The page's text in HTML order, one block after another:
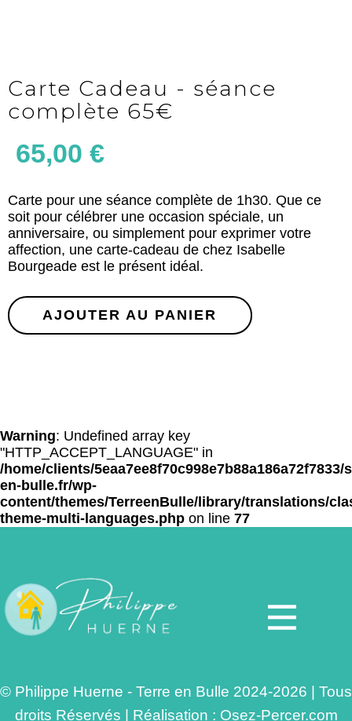
Carte Cadeau - séance
complète 65€
65,00 €
Carte pour une séance complète de 1h30. Que ce
soit pour célébrer une occasion spéciale, un
anniversaire, ou simplement pour exprimer votre
affection, une carte-cadeau de chez Isabelle
Bourgeade est le présent idéal.
AJOUTER AU PANIER
Warning: Undefined array key
"HTTP_ACCEPT_LANGUAGE" in
/home/clients/5eaa7ee8f70c998e7b88a186a72f7833/
en-bulle.fr/wp-
content/themes/TerreenBulle/library/translations/
theme-multi-languages.php on line 77
© Philippe Huerne - Terre en Bulle 2024-2026 | Tous
droits Réservés | Réalisation : Osez-Percer.com